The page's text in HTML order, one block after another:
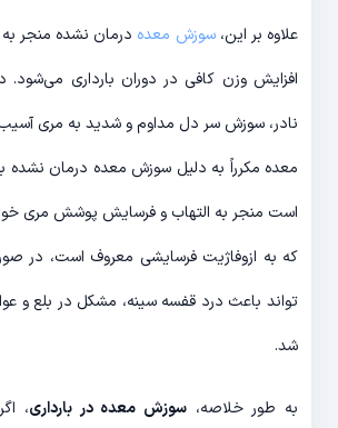
علاوه بر این،سوزش معده درمان نشده منجر
افزایش وزن کافی در دوران بارداری می‌شود.
نادر، سوزش سر دل مداوم و شدید به مری آسیب
معده مکرراً به دلیل سوزش معده درمان نشده
است منجر به التهاب و فرسایش پوشش مری
که به ازوفاژیت فرسایشی معروف است، در
تواند باعث درد قفسه سینه، مشکل در بلع و
شد.
به طور خلاصه،سوزش معده در بارداری،